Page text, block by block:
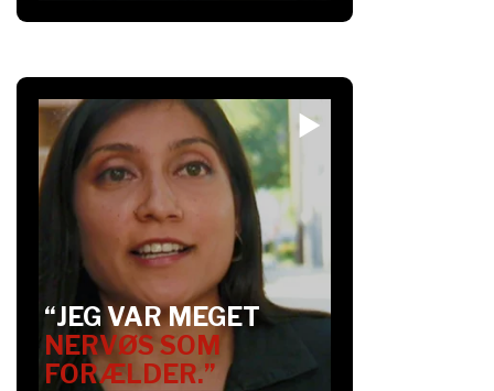
“JEG VAR MEGET
NERVØS SOM
FORÆLDER.”